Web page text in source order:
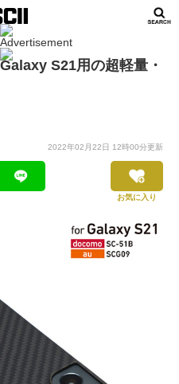
S21用の超軽量・
2022年02月22日 12時00分更新
お気に入り